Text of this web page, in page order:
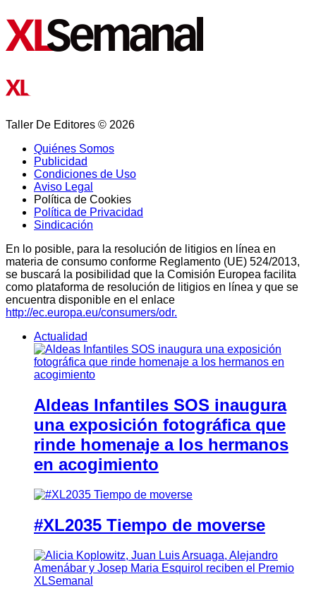
Taller De Editores © 2026
Quiénes Somos
Publicidad
Condiciones de Uso
Aviso Legal
Política de Cookies
Política de Privacidad
Sindicación
En lo posible, para la resolución de litigios en línea en
materia de consumo conforme Reglamento (UE) 524/2013,
se buscará la posibilidad que la Comisión Europea facilita
como plataforma de resolución de litigios en línea y que se
encuentra disponible en el enlace
http://ec.europa.eu/consumers/odr.
Actualidad
Aldeas Infantiles SOS inaugura
una exposición fotográfica que
rinde homenaje a los hermanos
en acogimiento
#XL2035 Tiempo de moverse